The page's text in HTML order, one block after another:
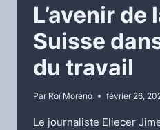
L’avenir
Suisse
du travail
Par Roï Moreno février 26,
Le journaliste Eliecer